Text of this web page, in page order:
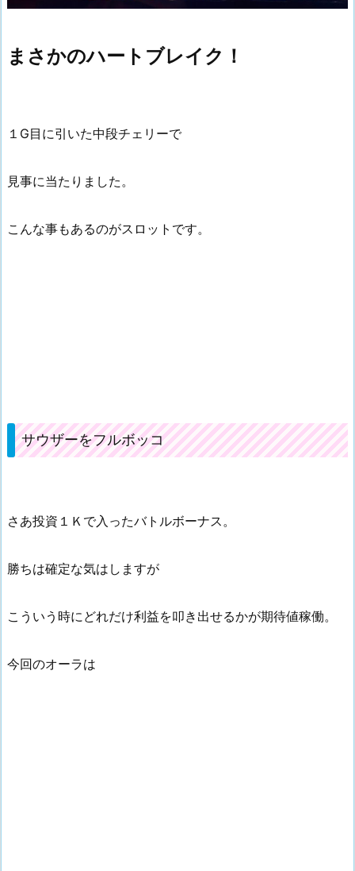
まさかのハートブレイク！
１G目に引いた中段チェリーで
見事に当たりました。
こんな事もあるのがスロットです。
サウザーをフルボッコ
さあ投資１Ｋで入ったバトルボーナス。
勝ちは確定な気はしますが
こういう時にどれだけ利益を叩き出せるかが期待値稼働。
今回のオーラは